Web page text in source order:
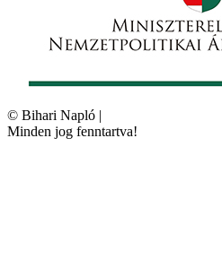
© Bihari Napló |
Minden jog fenntartva!